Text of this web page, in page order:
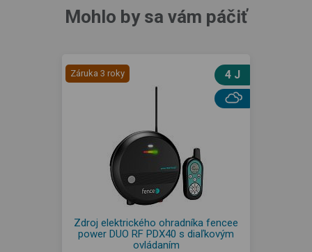
Mohlo by sa vám páčiť
Záruka 3 roky 4 J
Zdroj elektrického ohradníka fencee
power DUO RF PDX40 s diaľkovým
ovládaním